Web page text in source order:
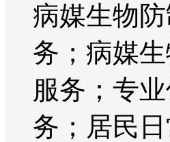
病媒生物
务；病媒
服务；专
务；居民